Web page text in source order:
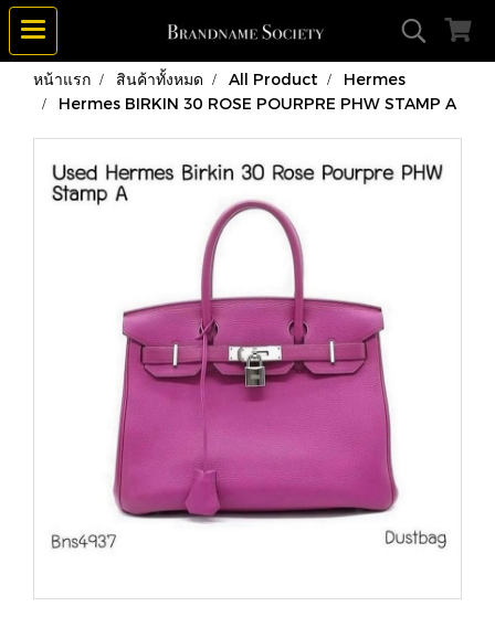
หน้าแรก สินค้าทั้งหมด All Product
Hermes
Hermes BIRKIN 30 ROSE POURPRE PHW STAMP A